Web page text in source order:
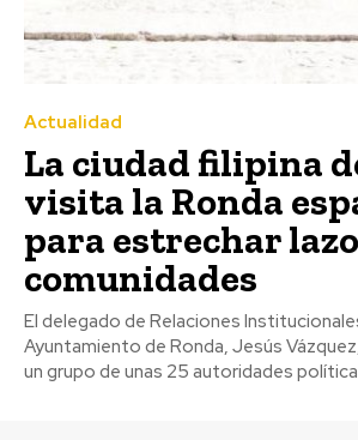
Actualidad
La ciudad filipina
visita la Ronda
para estrechar
comunidades
El delegado de Relaciones
Ayuntamiento de Ronda, Jesús
un grupo de unas 25 autoridades